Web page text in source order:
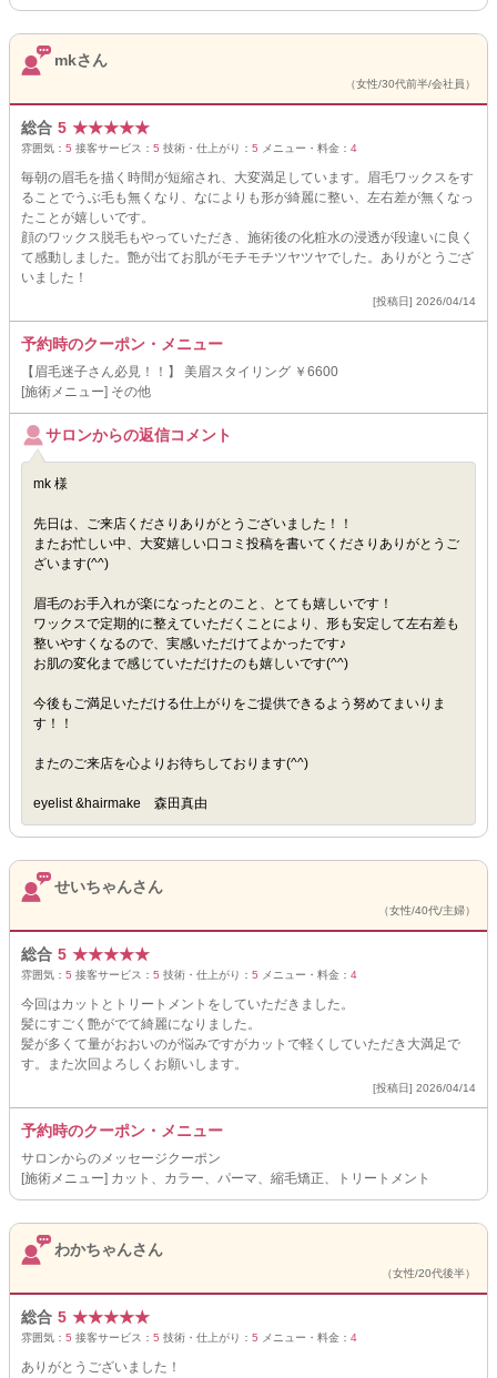
mkさん
（女性/30代前半/会社員）
総合 5 ★★★★★
雰囲気： 5 接客サービス： 5 技術・仕上がり： 5 メニュー・料金： 4
毎朝の眉毛を描く時間が短縮され、大変満足しています。眉毛ワックスをす
ることでうぶ毛も無くなり、なによりも形が綺麗に整い、左右差が無くなっ
たことが嬉しいです。
顔のワックス脱毛もやっていただき、施術後の化粧水の浸透が段違いに良く
て感動しました。艶が出てお肌がモチモチツヤツヤでした。ありがとうござ
いました！
[投稿日] 2026/04/14
予約時のクーポン・メニュー
【眉毛迷子さん必見！！】 美眉スタイリング ￥6600
[施術メニュー] その他
サロンからの返信コメント
mk 様
先日は、ご来店くださりありがとうございました！！
またお忙しい中、大変嬉しい口コミ投稿を書いてくださりありがとうご
ざいます(^^)
眉毛のお手入れが楽になったとのこと、とても嬉しいです！
ワックスで定期的に整えていただくことにより、形も安定して左右差も
整いやすくなるので、実感いただけてよかったです♪
お肌の変化まで感じていただけたのも嬉しいです(^^)
今後もご満足いただける仕上がりをご提供できるよう努めてまいりま
す！！
またのご来店を心よりお待ちしております(^^)
eyelist &hairmake 森田真由
せいちゃんさん
（女性/40代/主婦）
総合 5 ★★★★★
雰囲気： 5 接客サービス： 5 技術・仕上がり： 5 メニュー・料金： 4
今回はカットとトリートメントをしていただきました。
髪にすごく艶がでて綺麗になりました。
髪が多くて量がおおいのが悩みですがカットで軽くしていただき大満足で
す。また次回よろしくお願いします。
[投稿日] 2026/04/14
予約時のクーポン・メニュー
サロンからのメッセージクーポン
[施術メニュー] カット、カラー、パーマ、縮毛矯正、トリートメント
わかちゃんさん
（女性/20代後半）
総合 5 ★★★★★
雰囲気： 5 接客サービス： 5 技術・仕上がり： 5 メニュー・料金： 4
ありがとうございました！